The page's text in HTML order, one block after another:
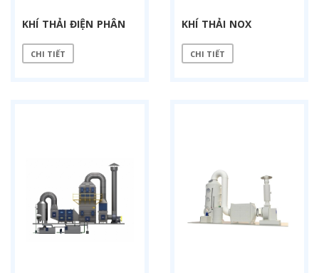
KHÍ THẢI ĐIỆN PHÂN
CHI TIẾT
KHÍ THẢI NOX
CHI TIẾT